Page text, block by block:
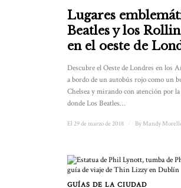
Lugares
Beatles y los
en el oeste de
Descubre el Oeste de Londres en los
a bordo de un autobús rojo como un
Chelsea y mirando con atención por la
donde Los Beatles…
El 29 de marzo de 2018 By Mandy
GUÍAS DE LA CIUDAD